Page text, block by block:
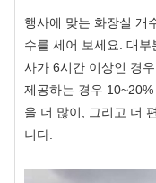
행사에 맞는 화장실 개
수를 세어 보세요. 대부
사가 6시간 이상인 경
제공하는 경우
을 더 많이, 그리고 더
니다.